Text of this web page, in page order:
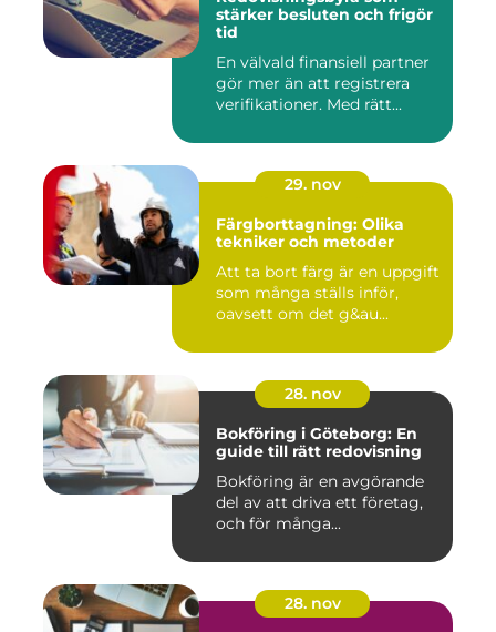
stärker besluten och frigör
tid
En välvald finansiell partner
gör mer än att registrera
verifikationer. Med rätt...
29. nov
Färgborttagning: Olika
tekniker och metoder
Att ta bort färg är en uppgift
som många ställs inför,
oavsett om det g&au...
28. nov
Bokföring i Göteborg: En
guide till rätt redovisning
Bokföring är en avgörande
del av att driva ett företag,
och för många...
28. nov